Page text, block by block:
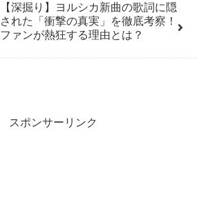
【深掘り】ヨルシカ新曲の歌詞に隠
された「衝撃の真実」を徹底考察！
ファンが熱狂する理由とは？
スポンサーリンク